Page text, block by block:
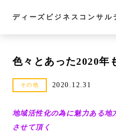
ディーズビジネスコンサル
色々とあった2020年
その他 2020.12.31
地域活性化の為に魅力ある地
させて頂く